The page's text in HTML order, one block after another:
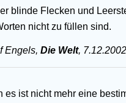
blinde Flecken und
nicht zu füllen sind.
Engels, Die Welt, 7.12.2002
es ist nicht mehr eine